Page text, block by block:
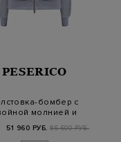
PESERICO
бомбер с
молнией и
51 960 РУБ. 86 600 РУБ.